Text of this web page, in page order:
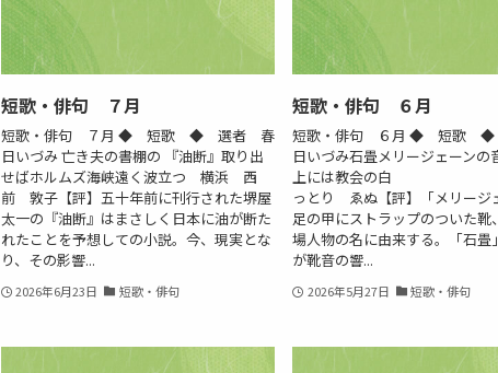
短歌・俳句 ７月
短歌・俳句 ７月 ◆ 短歌 ◆ 選者 春
日いづみ 亡き夫の書棚の 『油断』取り出
せばホルムズ海峡遠く波立つ 横浜 西
前 敦子【評】五十年前に刊行された堺屋
太一の『油断』はまさしく日本に油が断た
れたことを予想しての小説。今、現実とな
り、その影響...
2026年6月23日 短歌・俳句
短歌・俳句 ６月
短歌・俳句 ６月 ◆ 短歌
日いづみ石畳メリージェーンの
上には教会の
っとり ゑぬ【評】「メリージ
足の甲にストラップのついた靴
場人物の名に由来する。「石畳
が靴音の響...
2026年5月27日 短歌・俳句